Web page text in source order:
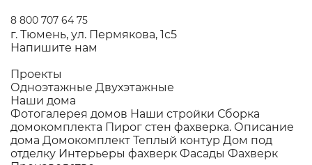
8 800 707 64 75
г. Тюмень, ул. Пермякова, 1с5
Напишите нам
Проекты
Одноэтажные Двухэтажные
Наши дома
Фотогалерея домов Наши стройки Сборка
домокомплекта Пирог стен фахверка. Описание
дома Домокомплект Теплый контур Дом под
отделку Интерьеры фахверк Фасады Фахверк